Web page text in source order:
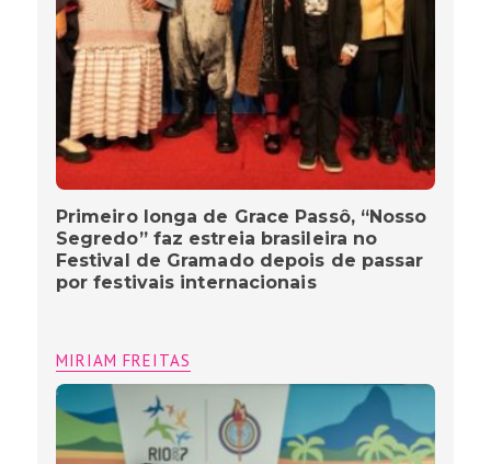
Primeiro longa de Grace Passô, “Nosso
Segredo” faz estreia brasileira no
Festival de Gramado depois de passar
por festivais internacionais
MIRIAM FREITAS